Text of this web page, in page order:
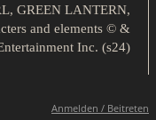
GREEN LANTERN,
and elements © &
Inc. (s24)
Anmelden / Beitreten